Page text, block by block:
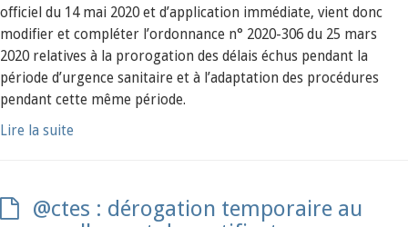
officiel du 14 mai 2020 et d’application immédiate, vient donc
modifier et compléter l’ordonnance n° 2020-306 du 25 mars
2020 relatives à la prorogation des délais échus pendant la
période d’urgence sanitaire et à l’adaptation des procédures
pendant cette même période.
Lire la suite
@ctes : dérogation temporaire au